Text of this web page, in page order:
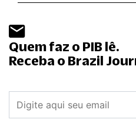
Quem faz o PIB lê.
Receba o Brazil